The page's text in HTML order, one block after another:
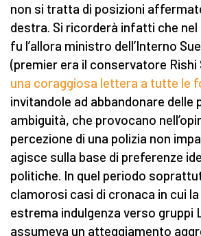
non si tratta di posizioni
destra. Si ricorderà infatti che
fu l’allora ministro dell’Interno
(premier era il conservatore Rishi
una coraggiosa lettera a tutte le
invitandole ad abbandonare delle
ambiguità, che provocano
percezione di una polizia non
agisce sulla base di preferenze
politiche. In quel periodo
clamorosi casi di cronaca in cui
estrema indulgenza verso gruppi
assumeva un atteggiamento